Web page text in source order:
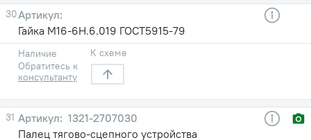
30
Гайка М16-6Н.6.019 ГОСТ5915-79
Наличие
Обратитесь к
консультанту
К схеме
31
1321-2707030
Палец тягово-сцепного устройства